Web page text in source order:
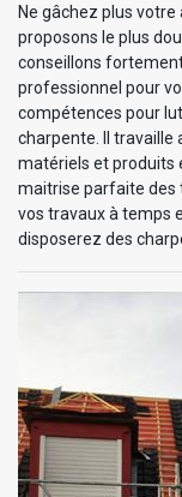
Ne gâchez plus
proposons le plus
conseillons
professionnel pour
compétences pour
charpente. Il travaille
matériels et produits
maitrise parfaite des
vos travaux à temps
disposerez des